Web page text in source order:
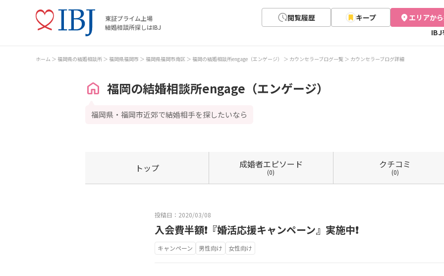
東証プライム上場
結婚相談所探しはIBJ
閲覧履歴 キープ エリアか
IBJ
ホーム 福岡県の結婚相談所 福岡県福岡市 福岡県福岡市南区 福岡の結婚相談所engage（エンゲージ） カウンセラーブログ一覧 カウンセラーブログ詳細
福岡の結婚相談所engage（エンゲージ）
福岡県・福岡市近郊で結婚相手を探したいなら
トップ 成婚者エピソード
(0)
クチコミ
(0)
投稿日：2020/03/08
入会費半額❗️『婚活応援キャンペーン』実施中❗️
キャンペーン 男性向け 女性向け